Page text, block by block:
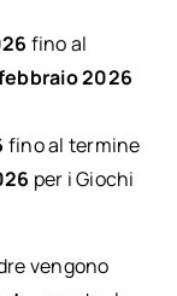
fino al
2026
fino al termine
per i Giochi
vengono